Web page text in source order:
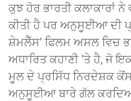
ਕੁਝ ਹੋਰ ਭਾਰਤੀ ਕਲਾਕਾਰਾਂ ਨੇ
ਕੀਤੀ ਹੈ ਪਰ ਅਨੁਸੂਈਆ ਦੀ
ਸ਼ੇਮਲੈੱਸ’ ਫਿਲਮ ਅਸਲ ਵਿਚ
ਅਧਾਰਿਤ ਕਹਾਣੀ ’ਤੇ ਹੈ, ਜੋ
ਮੂਲ ਦੇ ਪ੍ਰਸਿੱਧ ਨਿਰਦੇਸ਼ਕ
ਅਨੁਸੂਈਆ ਬਾਰੇ ਗੱਲ ਕਰਦਿਆਂ